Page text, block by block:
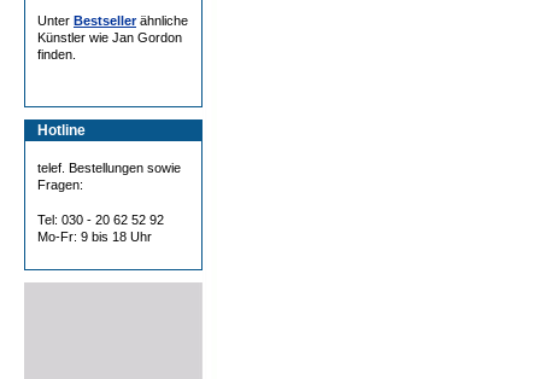
Unter Bestsellerähnliche
Künstler wie Jan Gordon
finden.
Hotline
telef. Bestellungen sowie
Fragen:
Tel: 030 - 20 62 52 92
Mo-Fr: 9 bis 18 Uhr